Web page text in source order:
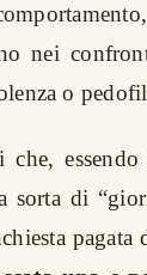
nei
o
che,
di
pagata